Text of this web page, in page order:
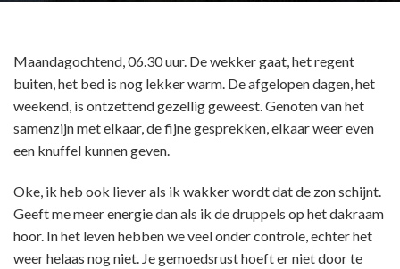
Maandagochtend, 06.30 uur. De wekker gaat, het regent
buiten, het bed is nog lekker warm. De afgelopen dagen, het
weekend, is ontzettend gezellig geweest. Genoten van het
samenzijn met elkaar, de fijne gesprekken, elkaar weer even
een knuffel kunnen geven.
Oke, ik heb ook liever als ik wakker wordt dat de zon schijnt.
Geeft me meer energie dan als ik de druppels op het dakraam
hoor. In het leven hebben we veel onder controle, echter het
weer helaas nog niet. Je gemoedsrust hoeft er niet door te